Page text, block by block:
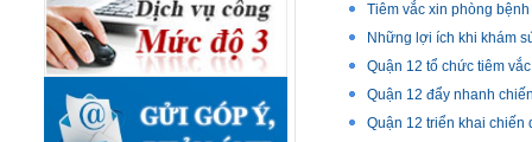
Tiêm vắc xin phòng
Những lợi ích khi khám
Quận 12 tổ chức tiêm
Quận 12 đẩy nhanh
Quận 12 triển khai chiến